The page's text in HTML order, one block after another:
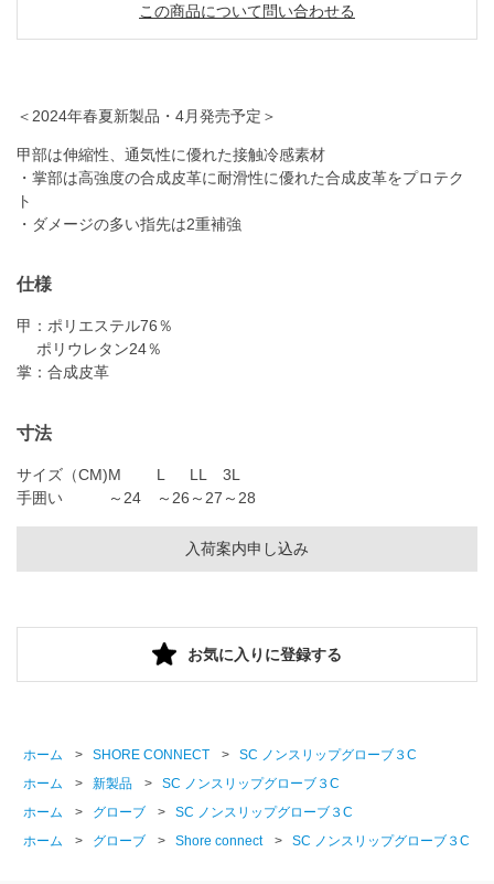
入荷案内申し込み
この商品について問い合わせる
＜2024年春夏新製品・4月発売予定＞
甲部は伸縮性、通気性に優れた接触冷感素材
・掌部は高強度の合成皮革に耐滑性に優れた合成皮革をプロテク
ト
・ダメージの多い指先は2重補強
仕様
甲：ポリエステル76％
ポリウレタン24％
掌：合成皮革
寸法
サイズ（CM)M L LL
3L
手囲い
～24 ～26 ～27 ～28
お気に入りに登録する
ホーム > SHORE CONNECT >
SC ノンスリップグローブ３C
ホーム
> 新製品 >
SC ノンスリップグローブ３C
ホーム
> グローブ >
SC ノンスリップグローブ３C
ホーム
> グローブ > Shore connect > SC ノンスリップグローブ３C